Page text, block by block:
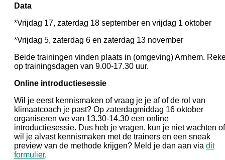
Data
*Vrijdag 17, zaterdag 18 september en vrijdag 1 oktober
*Vrijdag 5, zaterdag 6 en zaterdag 13 november
Beide trainingen vinden plaats in (omgeving) Arnhem.
op trainingsdagen van 9.00-17.30 uur.
Online introductiesessie
Wil je eerst kennismaken of vraag je je af of de rol van
klimaatcoach je past? Op zaterdagmiddag 16 oktober
organiseren we van 13.30-14.30 een online
introductiesessie. Dus heb je vragen, kun je niet wachten of
wil je alvast kennismaken met de trainers en een sneak
preview van de methode krijgen? Meld je dan aan via dit
formulier.